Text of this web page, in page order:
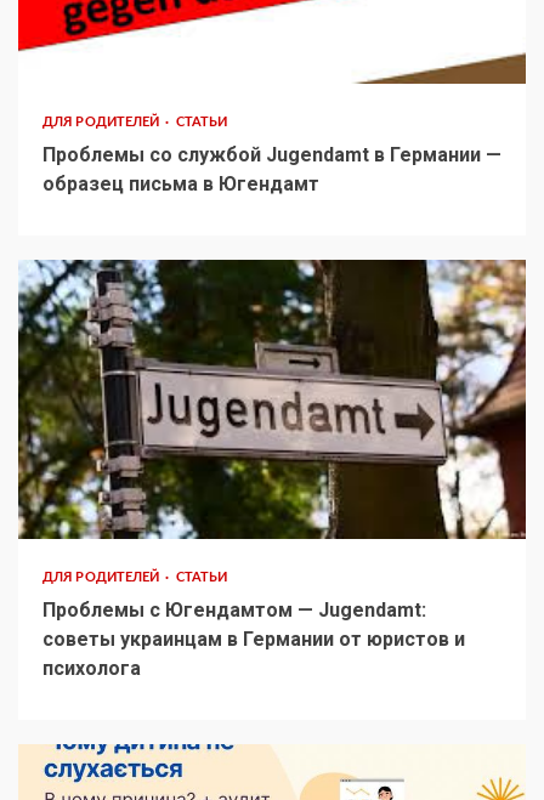
ДЛЯ РОДИТЕЛЕЙ СТАТЬИ
Проблемы со службой Jugendamt в Германии —
образец письма в Югендамт
ДЛЯ РОДИТЕЛЕЙ СТАТЬИ
Проблемы с Югендамтом — Jugendamt:
советы украинцам в Германии от юристов и
психолога